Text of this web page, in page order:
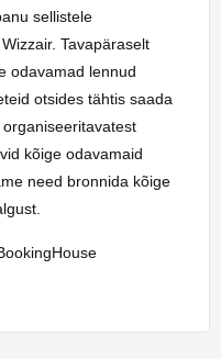
sellistele
Tavapäraselt
odavamad lennud
otsides tähtis saada
kõige odavamaid
need bronnida kõige